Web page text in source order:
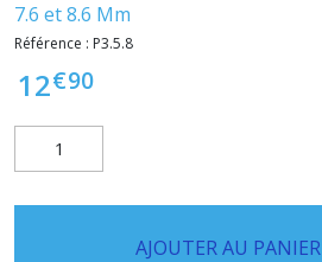
7.6 et 8.6 Mm
Référence : P3.5.8
12€90
AJOUTER AU PANIER